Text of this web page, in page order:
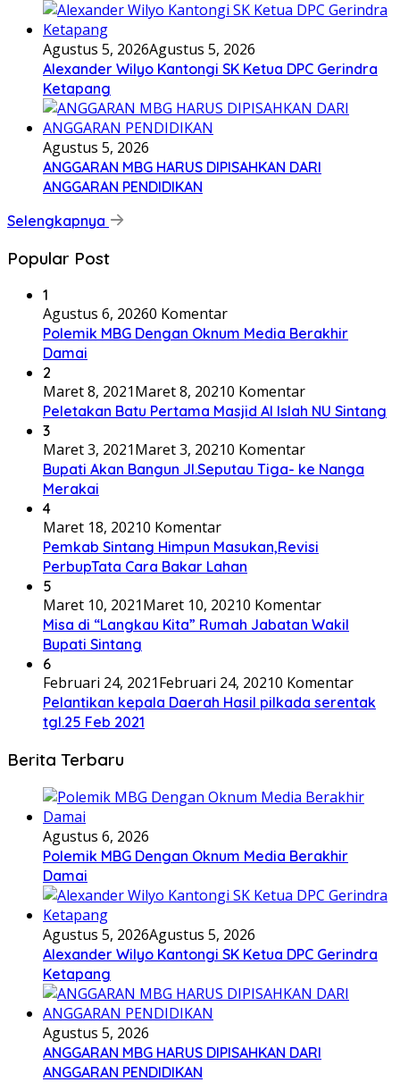
Agustus 5, 2026Agustus 5, 2026
Alexander Wilyo Kantongi SK Ketua DPC Gerindra
Ketapang
Agustus 5, 2026
ANGGARAN MBG HARUS DIPISAHKAN DARI
ANGGARAN PENDIDIKAN
Selengkapnya
Popular Post
1
Agustus 6, 20260 Komentar
Polemik MBG Dengan Oknum Media Berakhir
Damai
2
Maret 8, 2021Maret 8, 20210 Komentar
Peletakan Batu Pertama Masjid Al Islah NU Sintang
3
Maret 3, 2021Maret 3, 20210 Komentar
Bupati Akan Bangun Jl.Seputau Tiga- ke Nanga
Merakai
4
Maret 18, 20210 Komentar
Pemkab Sintang Himpun Masukan,Revisi
PerbupTata Cara Bakar Lahan
5
Maret 10, 2021Maret 10, 20210 Komentar
Misa di “Langkau Kita” Rumah Jabatan Wakil
Bupati Sintang
6
Februari 24, 2021Februari 24, 20210 Komentar
Pelantikan kepala Daerah Hasil pilkada serentak
tgl.25 Feb 2021
Berita Terbaru
Agustus 6, 2026
Polemik MBG Dengan Oknum Media Berakhir
Damai
Agustus 5, 2026Agustus 5, 2026
Alexander Wilyo Kantongi SK Ketua DPC Gerindra
Ketapang
Agustus 5, 2026
ANGGARAN MBG HARUS DIPISAHKAN DARI
ANGGARAN PENDIDIKAN